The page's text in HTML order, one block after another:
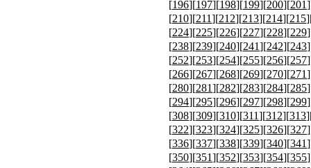
[196][197][198][199][200][201
[210][211][212][213][214][215
[224][225][226][227][228][229
[238][239][240][241][242][243
[252][253][254][255][256][257
[266][267][268][269][270][271
[280][281][282][283][284][285
[294][295][296][297][298][299
[308][309][310][311][312][313
[322][323][324][325][326][327
[336][337][338][339][340][341
[350][351][352][353][354][355